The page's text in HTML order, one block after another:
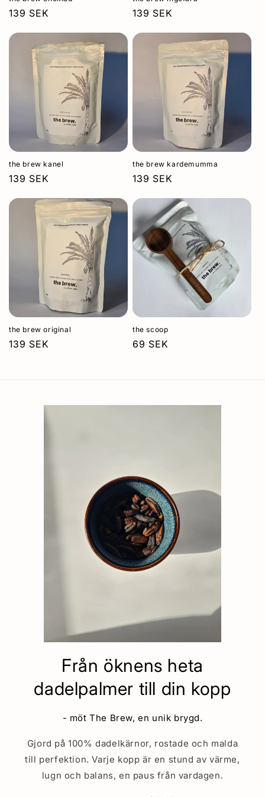
Ordinarie
139 SEK
Ordinarie
139 SEK
the brew kanel
Ordinarie
139 SEK
the brew kardemumma
Ordinarie
139 SEK
the brew original
Ordinarie
139 SEK
the scoop
Ordinarie
69 SEK
Från öknens heta
dadelpalmer till din kopp
- möt The Brew, en unik brygd.
Gjord på 100% dadelkärnor, rostade och malda
till perfektion. Varje kopp är en stund av värme,
lugn och balans, en paus från vardagen.